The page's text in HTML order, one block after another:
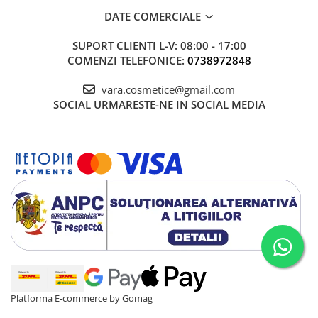
Haruharu Wonder
Dr. Althea
DELLA BORN
Seminte de in
Ulei de cocos
Ulei MCT
Vitamina A
Vitamina B
Vitamina C
Vitamina D
Vitamina K
DATE COMERCIALE
SUPORT CLIENTI L-V: 08:00 - 17:00
COMENZI TELEFONICE: 0738972848
vara.cosmetice@gmail.com
SOCIAL URMARESTE-NE IN SOCIAL MEDIA
Platforma E-commerce by Gomag